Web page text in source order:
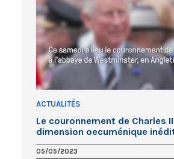
ACTUALITÉS
Le couronnement de Charles
dimension oecuménique
05/05/2023